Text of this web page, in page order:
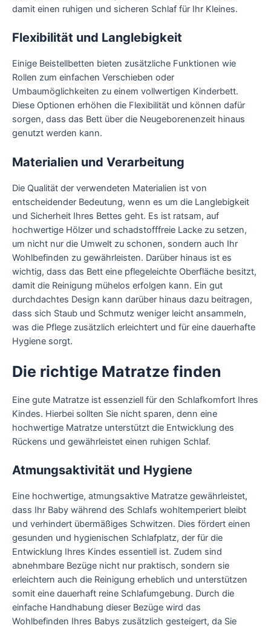
damit einen ruhigen und sicheren Schlaf für Ihr Kleines.
Flexibilität und Langlebigkeit
Einige Beistellbetten bieten zusätzliche Funktionen wie
Rollen zum einfachen Verschieben oder
Umbaumöglichkeiten zu einem vollwertigen Kinderbett.
Diese Optionen erhöhen die Flexibilität und können dafür
sorgen, dass das Bett über die Neugeborenenzeit hinaus
genutzt werden kann.
Materialien und Verarbeitung
Die Qualität der verwendeten Materialien ist von
entscheidender Bedeutung, wenn es um die Langlebigkeit
und Sicherheit Ihres Bettes geht. Es ist ratsam, auf
hochwertige Hölzer und schadstofffreie Lacke zu setzen,
um nicht nur die Umwelt zu schonen, sondern auch Ihr
Wohlbefinden zu gewährleisten. Darüber hinaus ist es
wichtig, dass das Bett eine pflegeleichte Oberfläche besitzt,
damit die Reinigung mühelos erfolgen kann. Ein gut
durchdachtes Design kann darüber hinaus dazu beitragen,
dass sich Staub und Schmutz weniger leicht ansammeln,
was die Pflege zusätzlich erleichtert und für eine dauerhafte
Hygiene sorgt.
Die richtige Matratze finden
Eine gute Matratze ist essenziell für den Schlafkomfort Ihres
Kindes. Hierbei sollten Sie nicht sparen, denn eine
hochwertige Matratze unterstützt die Entwicklung des
Rückens und gewährleistet einen ruhigen Schlaf.
Atmungsaktivität und Hygiene
Eine hochwertige, atmungsaktive Matratze gewährleistet,
dass Ihr Baby während des Schlafs wohltemperiert bleibt
und verhindert übermäßiges Schwitzen. Dies fördert einen
gesunden und hygienischen Schlafplatz, der für die
Entwicklung Ihres Kindes essentiell ist. Zudem sind
abnehmbare Bezüge nicht nur praktisch, sondern sie
erleichtern auch die Reinigung erheblich und unterstützen
somit eine dauerhaft reine Schlafumgebung. Durch die
einfache Handhabung dieser Bezüge wird das
Wohlbefinden Ihres Babys zusätzlich gesteigert, da Sie